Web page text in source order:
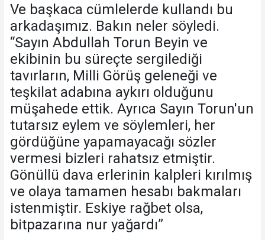
Ve başkaca cümlelerde kullandı bu
arkadaşımız. Bakın neler söyledi.
“Sayın Abdullah Torun Beyin ve
ekibinin bu süreçte sergilediği
tavırların, Milli Görüş geleneği ve
teşkilat adabına aykırı olduğunu
müşahede ettik. Ayrıca Sayın Torun'un
tutarsız eylem ve söylemleri, her
gördüğüne yapamayacağı sözler
vermesi bizleri rahatsız etmiştir.
Gönüllü dava erlerinin kalpleri kırılmış
ve olaya tamamen hesabı bakmaları
istenmiştir. Eskiye rağbet olsa,
bitpazarına nur yağardı”